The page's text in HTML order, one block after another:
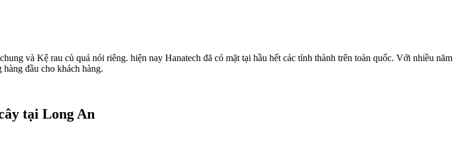
và Kệ rau củ quả nói riêng. hiện nay Hanatech đã có mặt tại hầu hết các tỉnh thành trên toàn quốc. Với nhiều năm
đầu cho khách hàng.
tại Long An